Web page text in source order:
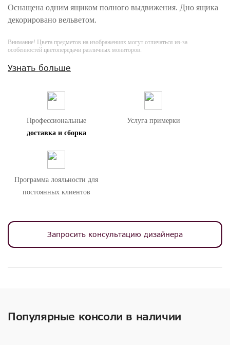
Оснащена одним ящиком полного выдвижения. Дно ящика
декорировано вельветом.
Внимание! Цвета предметов на изображениях могут отличаться из-за
особенностей цветопередачи различных мониторов.
Узнать больше
Профессиональные
доставка и сборка
Услуга примерки
Программа лояльности для
постоянных клиентов
Запросить консультацию дизайнера
Популярные консоли в наличии